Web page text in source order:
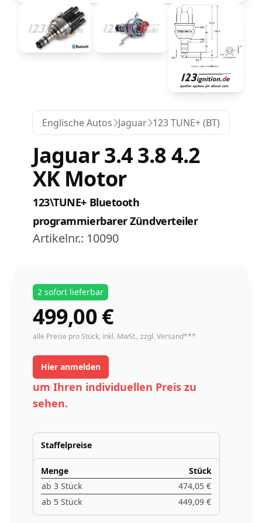
Englische Autos Jaguar 123 TUNE+ (BT)
Jaguar 3.4 3.8 4.2
XK Motor
123\TUNE+ Bluetooth
programmierbarer Zündverteiler
Artikelnr.: 10090
2 sofort lieferbar
499,00
instock
€
alle Preise pro Stück, inkl. MwSt., zzgl. Versand***
Hier anmelden
um Ihren individuellen Preis zu
sehen.
Staffelpreise
Menge
Stück
ab 3 Stück
474,05 €
ab 5 Stück
449,09 €